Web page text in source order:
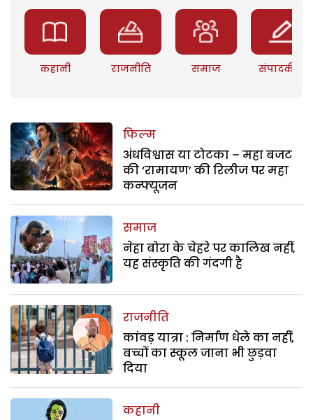
कहानी राजनीति समाज संपादकीय
फिल्म
अंधविश्वास या टोटका – महा बजट
की ‘रामायण’ की रिलीज पर महा
कन्फ्यूजन
समाज
नेहा बोरा के चेहरे पर कालिख नहीं,
यह संस्कृति की गंदगी है
राजनीति
कांवड़ यात्रा : निर्माण धेले का नहीं,
बच्चों का स्कूल जाना भी छुड़वा
दिया
कहानी